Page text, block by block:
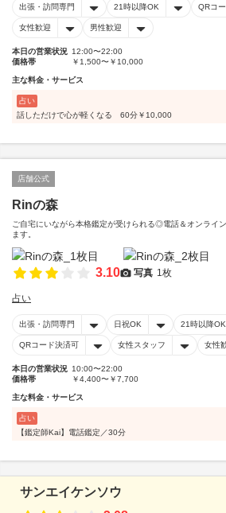
出張・訪問専門 21時以降OK QRコ
女性歓迎 男性歓迎
本日の営業状況 12:00〜22:00
価格帯
￥1,500〜￥10,000
主な料金・サービス
占い
話しただけで心が軽くなる 60分￥10,000
店舗公式
Rinの森
ご自宅にいながら本格鑑定が受けられる◎電話＆オンライ
ます。
3.10 写真 1枚
占い
出張・訪問専門 日祝OK 21時以降OK
QRコード決済可 女性スタッフ 女性
本日の営業状況 10:00〜22:00
価格帯
￥4,400〜￥7,700
主な料金・サービス
占い
【鑑定師Kai】電話鑑定／30分
サンエイケンソウ